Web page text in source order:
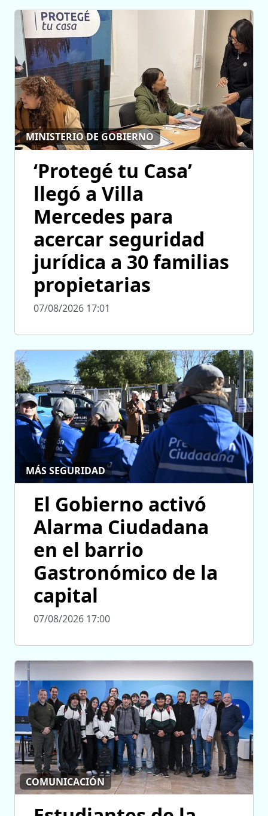
MINISTERIO DE GOBIERNO
‘Protegé tu Casa’
llegó a Villa
Mercedes para
acercar seguridad
jurídica a 30 familias
propietarias
07/08/2026 17:01
MÁS SEGURIDAD
El Gobierno activó
Alarma Ciudadana
en el barrio
Gastronómico de la
capital
07/08/2026 17:00
COMUNICACIÓN